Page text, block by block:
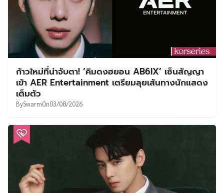
ก้าวใหม่ที่น่าจับตา! ‘คิมดงฮยอน AB6IX’ เซ็นสัญญา
เข้า AER Entertainment เตรียมลุยเส้นทางนักแสดง
เต็มตัว
BySwarmOn03/08/2026